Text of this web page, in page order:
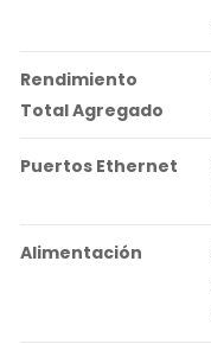
Rendimiento
Total Agregado
Puertos Ethernet
Alimentación